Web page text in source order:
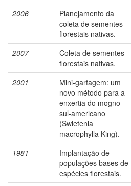
2006
Planejamento da
coleta de sementes
florestais nativas.
2007
Coleta de sementes
florestais nativas.
2001
Mini-garfagem: um
novo método para a
enxertia do mogno
sul-americano
(Swietenia
macrophylla King).
1981
Implantação de
populações bases de
espécies florestais.